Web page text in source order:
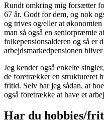
Rundt omkring mig forsætter
67 år. Godt for dem, og nok
og trives og/eller at
man så også en seniorpræmie
folkepensionsalderen og så er
arbejdsmarkedpensionen
Jeg kender også enkelte
de foretrækker en struktureret
fritid. Selv har jeg sådan, at
også foretrække at have et
Har du hobbies/